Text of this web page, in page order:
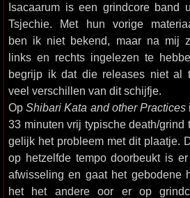
Isacaarum is een grindcore band
Tsjechie. Met hun vorige
ben ik niet bekend, maar na mij
links en rechts ingelezen te
begrijp ik dat die releases niet al
veel verschillen van dit schijfje.
OpShibari Kata and other Practices
33 minuten vrij typische death/grind
gelijk het probleem met dit plaatje.
op hetzelfde tempo doorbeukt is
afwisseling en gaat het gebodene
het het andere oor er op